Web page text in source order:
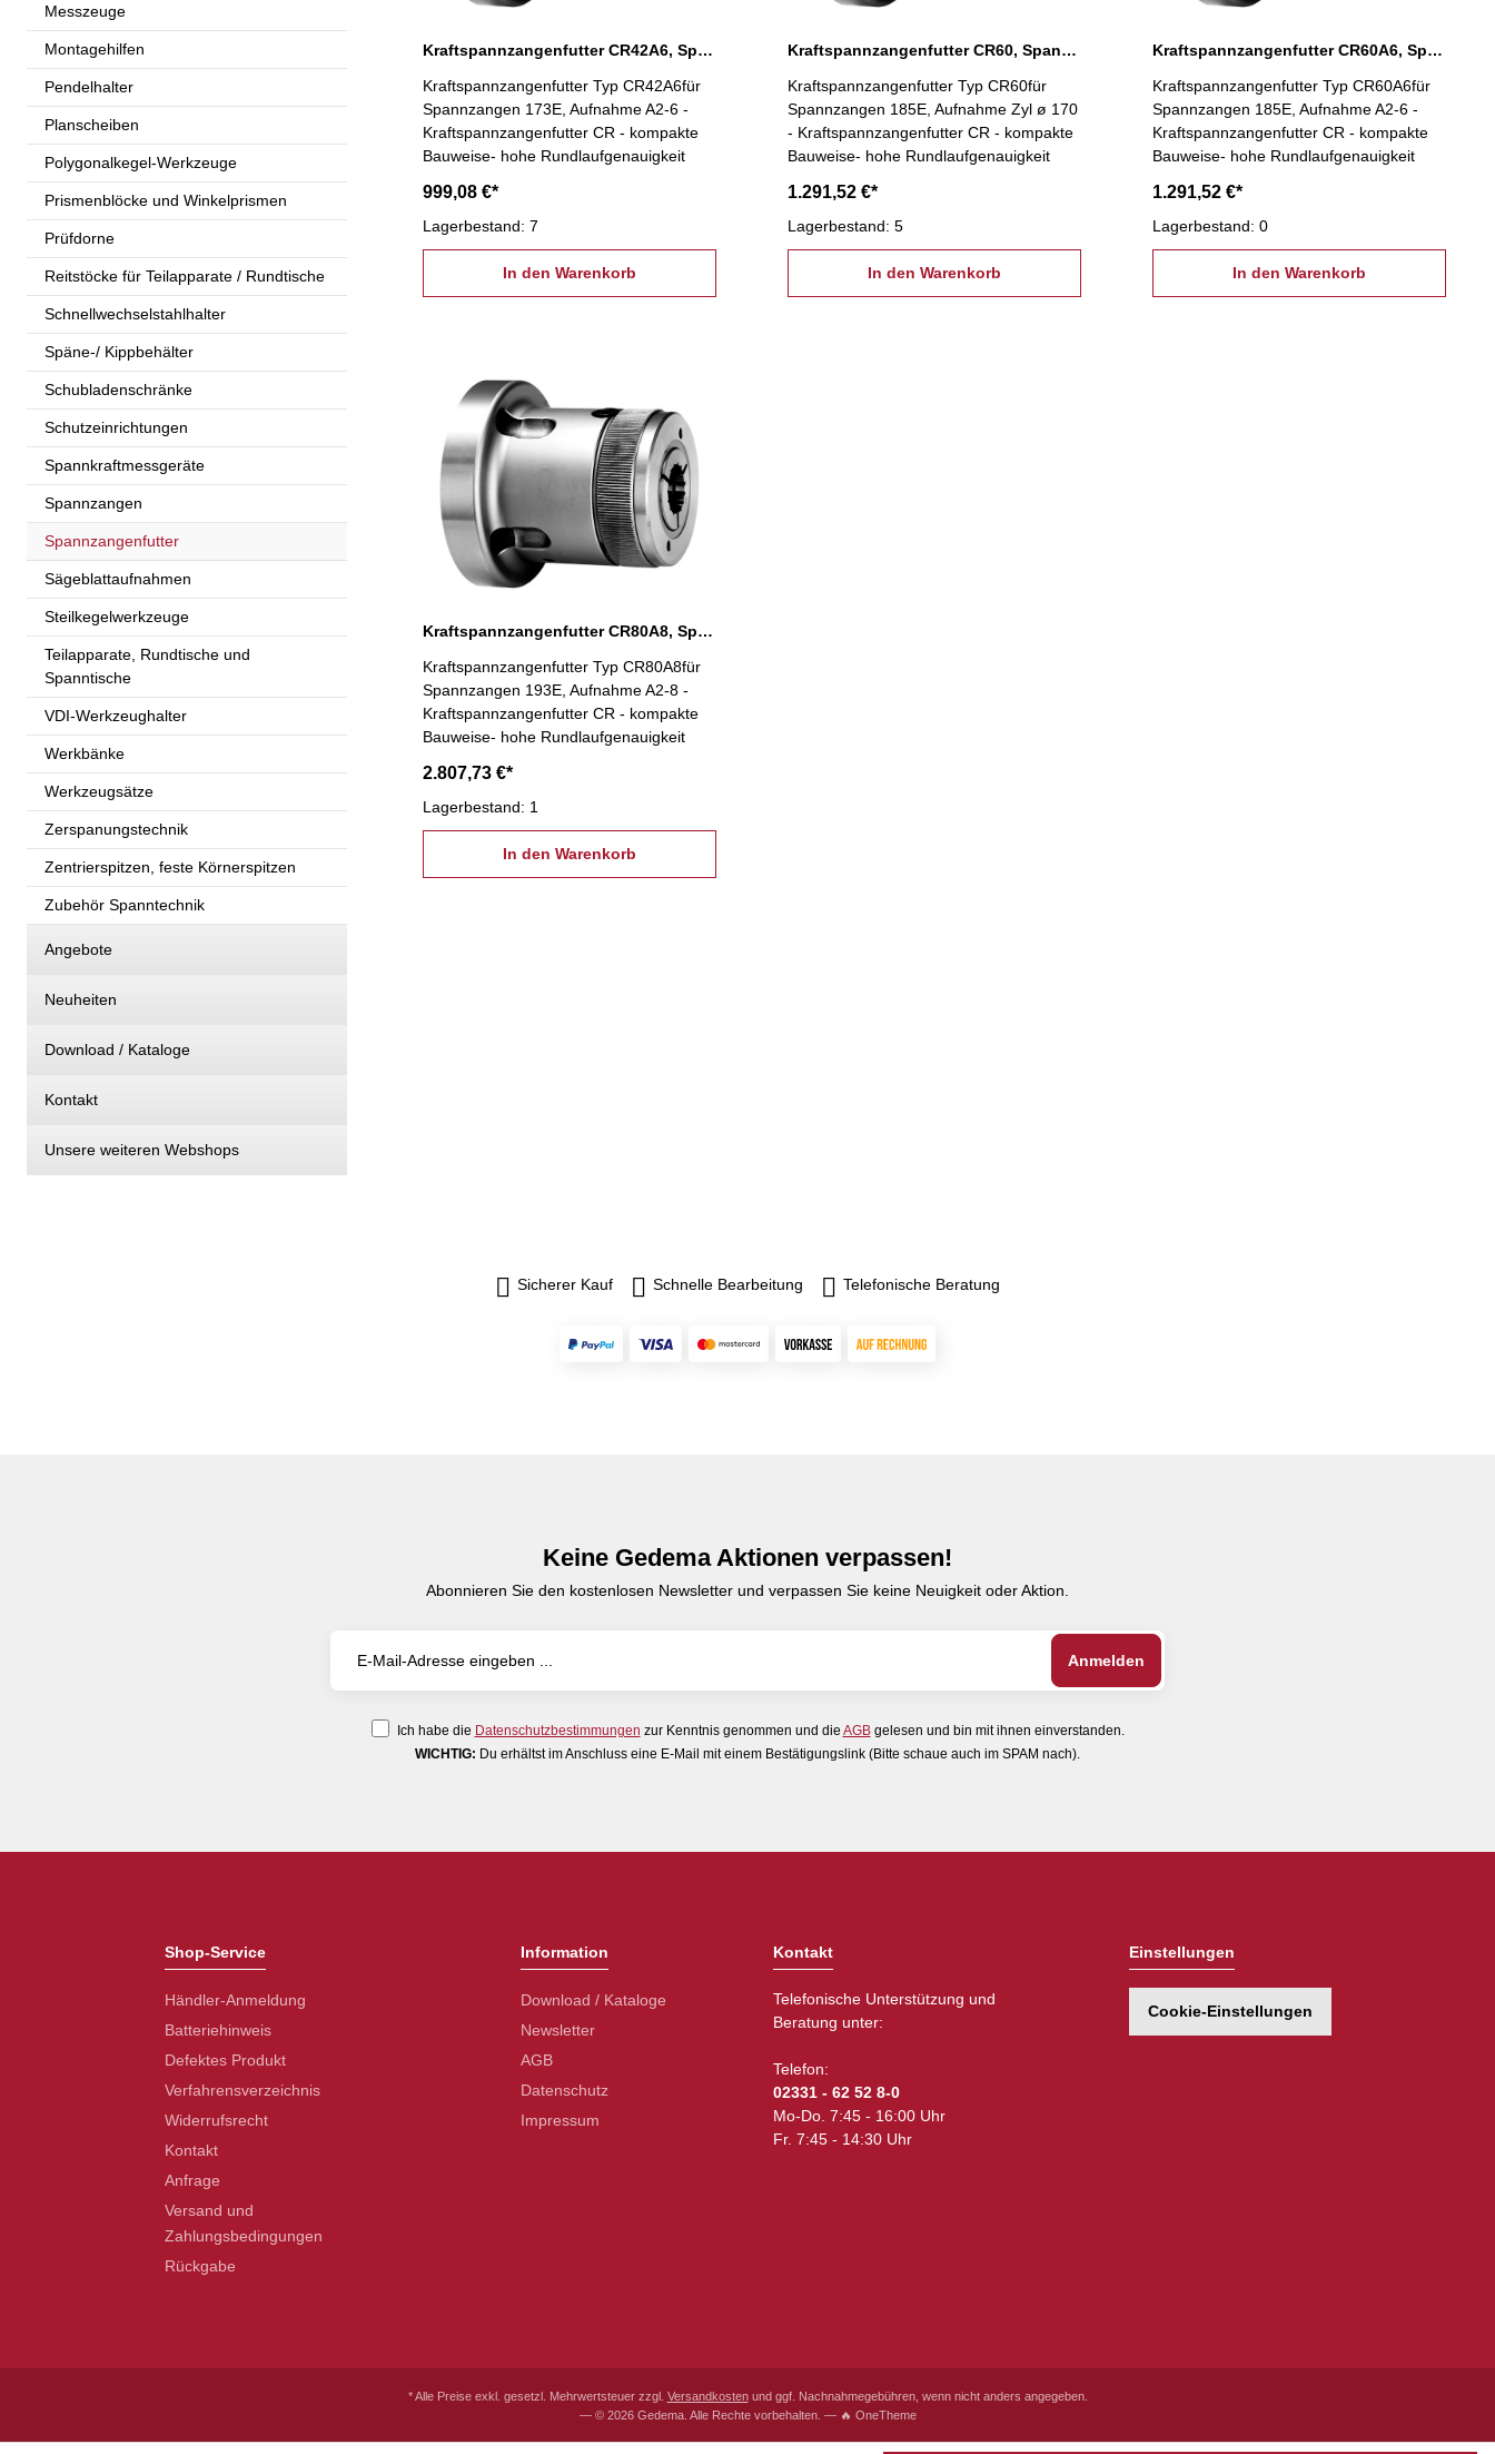
Messzeuge
Montagehilfen
Pendelhalter
Planscheiben
Polygonalkegel-Werkzeuge
Prismenblöcke und Winkelprismen
Prüfdorne
Reitstöcke für Teilapparate / Rundtische
Schnellwechselstahlhalter
Späne-/ Kippbehälter
Schubladenschränke
Schutzeinrichtungen
Spannkraftmessgeräte
Spannzangen
Spannzangenfutter
Sägeblattaufnahmen
Steilkegelwerkzeuge
Teilapparate, Rundtische und
Spanntische
VDI-Werkzeughalter
Werkbänke
Werkzeugsätze
Zerspanungstechnik
Zentrierspitzen, feste Körnerspitzen
Zubehör Spanntechnik
Angebote
Neuheiten
Download / Kataloge
Kontakt
Unsere weiteren Webshops
Kraftspannzangenfutter CR42A6, Spannzange 173E
Kraftspannzangenfutter Typ CR42A6für
Spannzangen 173E, Aufnahme A2-6 -
Kraftspannzangenfutter CR - kompakte
Bauweise- hohe Rundlaufgenauigkeit
999,08 €*
Lagerbestand: 7
In den Warenkorb
Kraftspannzangenfutter CR60, Spannzange 185E
Kraftspannzangenfutter Typ CR60für
Spannzangen 185E, Aufnahme Zyl ø 170
- Kraftspannzangenfutter CR - kompakte
Bauweise- hohe Rundlaufgenauigkeit
1.291,52 €*
Lagerbestand: 5
In den Warenkorb
Kraftspannzangenfutter CR60A6, Spannzange 185E
Kraftspannzangenfutter Typ CR60A6für
Spannzangen 185E, Aufnahme A2-6 -
Kraftspannzangenfutter CR - kompakte
Bauweise- hohe Rundlaufgenauigkeit
1.291,52 €*
Lagerbestand: 0
In den Warenkorb
Kraftspannzangenfutter CR80A8, Spannzange 193E
Kraftspannzangenfutter Typ CR80A8für
Spannzangen 193E, Aufnahme A2-8 -
Kraftspannzangenfutter CR - kompakte
Bauweise- hohe Rundlaufgenauigkeit
2.807,73 €*
Lagerbestand: 1
In den Warenkorb
Sicherer Kauf Schnelle Bearbeitung Telefonische Beratung
Keine Gedema Aktionen verpassen!
Abonnieren Sie den kostenlosen Newsletter und verpassen Sie keine Neuigkeit oder Aktion.
Ich habe die Datenschutzbestimmungen zur Kenntnis genommen und die AGBgelesen und bin mit ihnen einverstanden.
WICHTIG: Du erhältst im Anschluss eine E-Mail mit einem Bestätigungslink (Bitte schaue auch im SPAM nach).
Shop-Service
Händler-Anmeldung
Batteriehinweis
Defektes Produkt
Verfahrensverzeichnis
Widerrufsrecht
Kontakt
Anfrage
Versand und
Zahlungsbedingungen
Rückgabe
Information
Download / Kataloge
Newsletter
AGB
Datenschutz
Impressum
Kontakt
Telefonische Unterstützung und
Beratung unter:
Telefon:
02331 - 62 52 8-0
Mo-Do. 7:45 - 16:00 Uhr
Fr. 7:45 - 14:30 Uhr
Einstellungen
Cookie-Einstellungen
* Alle Preise exkl. gesetzl. Mehrwertsteuer zzgl. Versandkostenund ggf. Nachnahmegebühren, wenn nicht anders angegeben.
— © 2026 Gedema. Alle Rechte vorbehalten. — 🔥 OneTheme